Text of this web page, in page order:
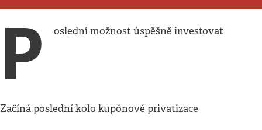
P oslední možnost úspěšně investovat
Začíná poslední kolo kupónové privatizace